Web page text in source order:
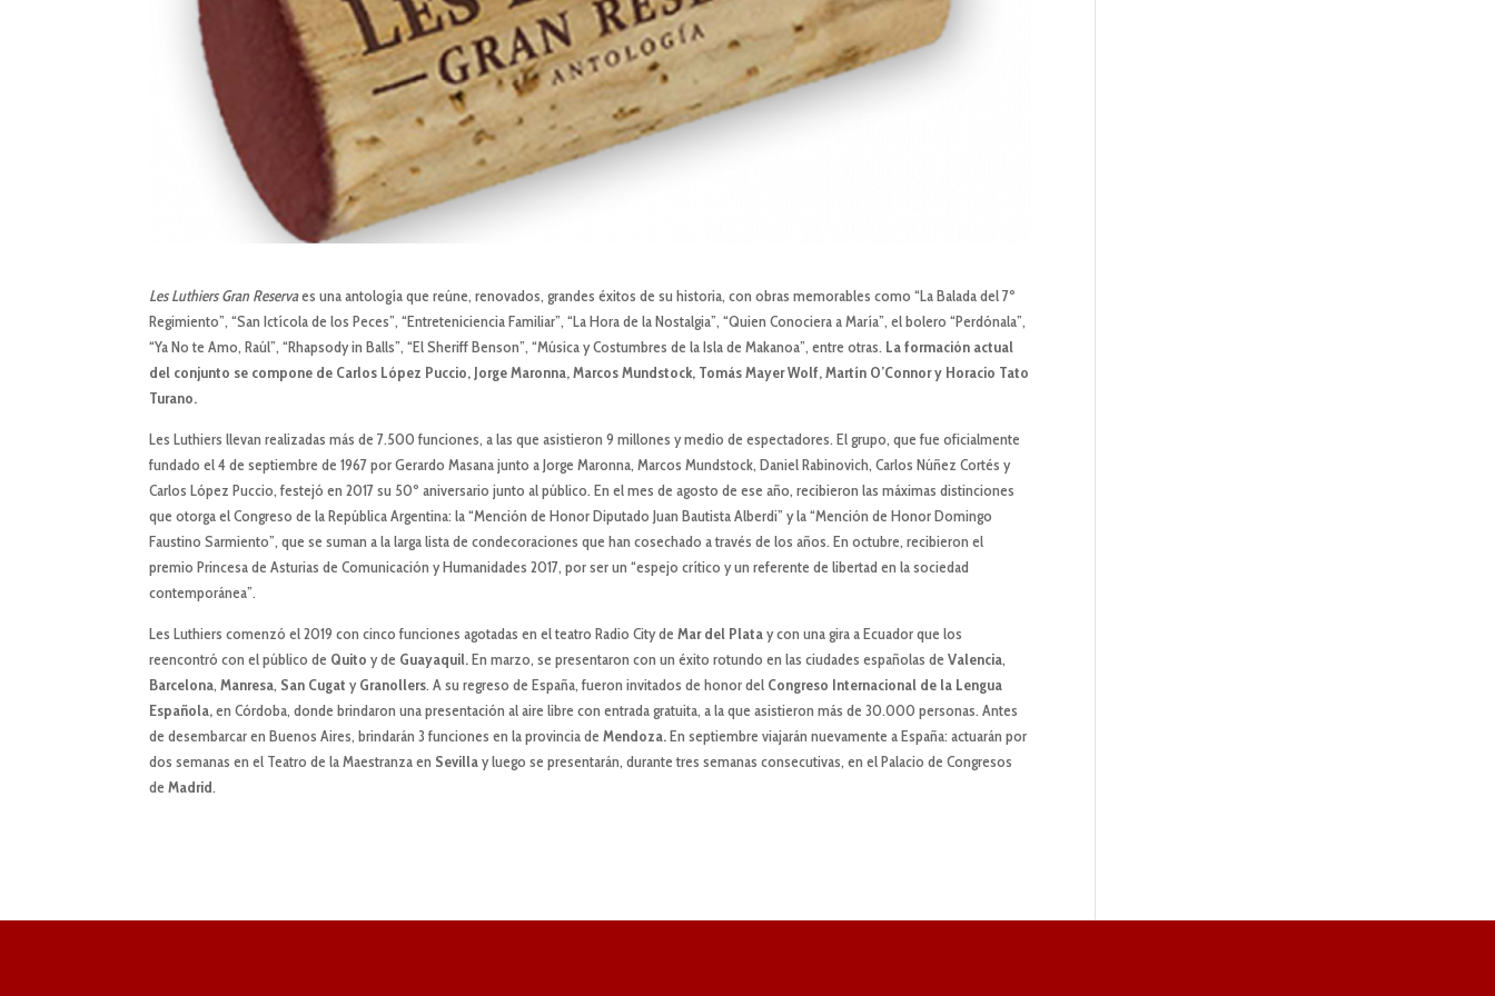
Les Luthiers Gran Reservaes una antología que reúne, renovados, grandes éxitos de su historia, con obras memorables como “La Balada del 7º
Regimiento”, “San Ictícola de los Peces”, “Entreteniciencia Familiar”, “La Hora de la Nostalgia”, “Quien Conociera a María”, el bolero “Perdónala”,
“Ya No te Amo, Raúl”, “Rhapsody in Balls”, “El Sheriff Benson”, “Música y Costumbres de la Isla de Makanoa”, entre otras. La formación actual
del conjunto se compone de Carlos López Puccio, Jorge Maronna, Marcos Mundstock, Tomás Mayer Wolf, Martín O’Connor y Horacio Tato
Turano.
Les Luthiers llevan realizadas más de 7.500 funciones, a las que asistieron 9 millones y medio de espectadores. El grupo, que fue oficialmente
fundado el 4 de septiembre de 1967 por Gerardo Masana junto a Jorge Maronna, Marcos Mundstock, Daniel Rabinovich, Carlos Núñez Cortés y
Carlos López Puccio, festejó en 2017 su 50º aniversario junto al público. En el mes de agosto de ese año, recibieron las máximas distinciones
que otorga el Congreso de la República Argentina: la “Mención de Honor Diputado Juan Bautista Alberdi” y la “Mención de Honor Domingo
Faustino Sarmiento”, que se suman a la larga lista de condecoraciones que han cosechado a través de los años. En octubre, recibieron el
premio Princesa de Asturias de Comunicación y Humanidades 2017, por ser un “espejo crítico y un referente de libertad en la sociedad
contemporánea”.
Les Luthiers comenzó el 2019 con cinco funciones agotadas en el teatro Radio City deMar del Platay con una gira a Ecuador que los
reencontró con el público de Quitoy de Guayaquil.En marzo, se presentaron con un éxito rotundo en las ciudades españolas deValencia,
Barcelona,Manresa, San CugatyGranollers. A su regreso de España, fueron invitados de honor del Congreso Internacional de la Lengua
Española,en Córdoba, donde brindaron una presentación al aire libre con entrada gratuita, a la que asistieron más de 30.000 personas. Antes
de desembarcar en Buenos Aires, brindarán 3 funciones en la provincia deMendoza.En septiembre viajarán nuevamente a España: actuarán por
dos semanas en el Teatro de la Maestranza en Sevillay luego se presentarán, durante tres semanas consecutivas, en el Palacio de Congresos
deMadrid.